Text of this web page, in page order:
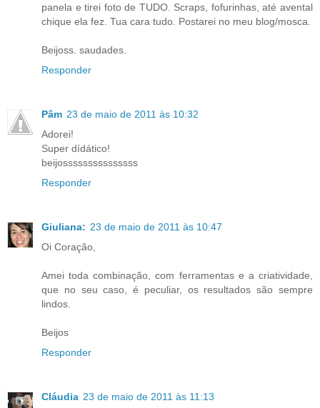
panela e tirei foto de TUDO. Scraps, fofurinhas, até avental
chique ela fez. Tua cara tudo. Postarei no meu blog/mosca.
Beijoss. saudades.
Responder
Pâm 23 de maio de 2011 às 10:32
Adorei!
Super dídático!
beijosssssssssssssss
Responder
Giuliana: 23 de maio de 2011 às 10:47
Oi Coração,
Amei toda combinação, com ferramentas e a criatividade,
que no seu caso, é peculiar, os resultados são sempre
lindos.
Beijos
Responder
Cláudia 23 de maio de 2011 às 11:13